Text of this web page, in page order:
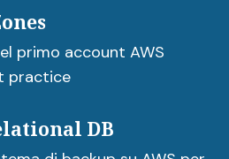
primo account AWS
practice
DB